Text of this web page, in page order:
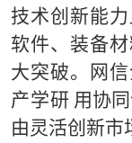
技术创新能力
软件、装备
大突破。网
产学研 用协
由灵活创新市